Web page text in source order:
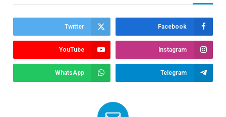
Facebook
Twitter
Instagram
YouTube
Telegram
WhatsApp